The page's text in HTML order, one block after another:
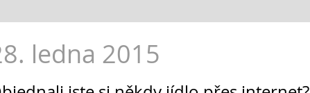
ledna 2015